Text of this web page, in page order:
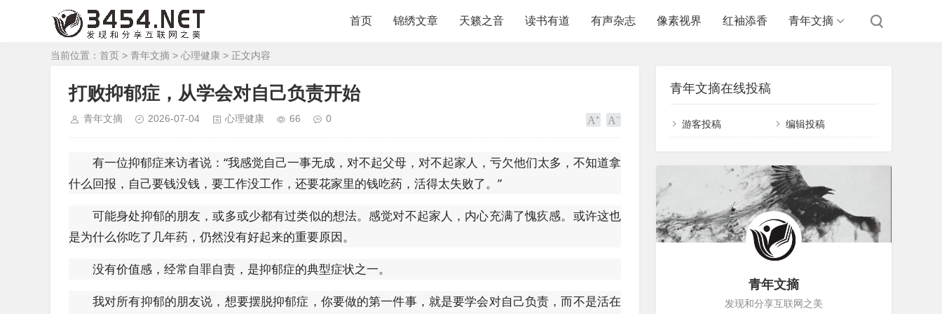
首页 锦绣文章 天籁之音 读书有道 有声杂志 像素视界 红袖添香 青年文摘
当前位置： 首页 > 青年文摘 > 心理健康 > 正文内容
打败抑郁症，从学会对自己负责开始
青年文摘 2026-07-04 心理健康 66 0
有一位抑郁症来访者说：“我感觉自己一事无成，对不起父母，对不起家人，亏欠他们太多，不知道拿
什么回报，自己要钱没钱，要工作没工作，还要花家里的钱吃药，活得太失败了。”
可能身处抑郁的朋友，或多或少都有过类似的想法。感觉对不起家人，内心充满了愧疚感。或许这也
是为什么你吃了几年药，仍然没有好起来的重要原因。
没有价值感，经常自罪自责，是抑郁症的典型症状之一。
我对所有抑郁的朋友说，想要摆脱抑郁症，你要做的第一件事，就是要学会对自己负责，而不是活在
青年文摘在线投稿
游客投稿 编辑投稿
青年文摘
发现和分享互联网之美